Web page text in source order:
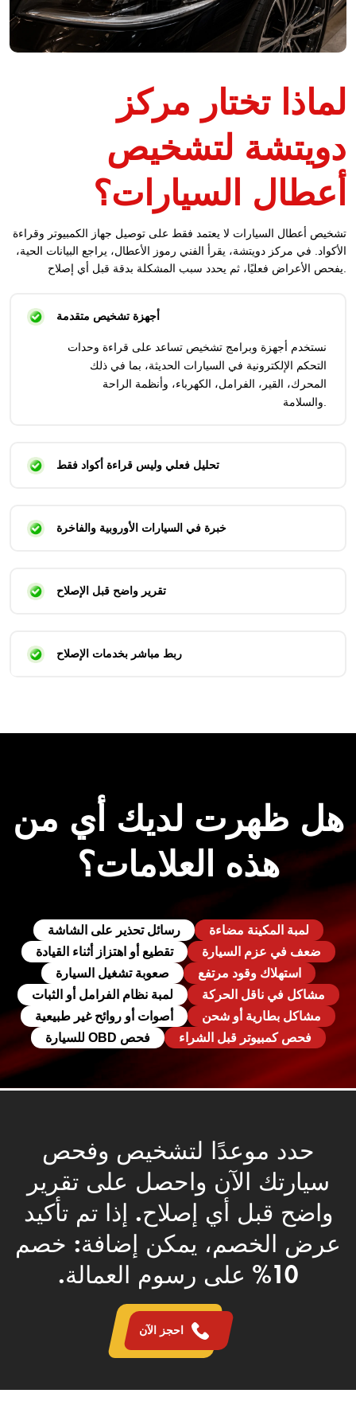
لماذا تختار مركز
دويتشة لتشخيص
أعطال السيارات؟
تشخيص أعطال السيارات لا يعتمد فقط على توصيل جهاز الكمبيوتر وقراءة
الأكواد. في مركز دويتشة، يقرأ الفني رموز الأعطال، يراجع البيانات الحية،
يفحص الأعراض فعليًا، ثم يحدد سبب المشكلة بدقة قبل أي إصلاح.
أجهزة تشخيص متقدمة
نستخدم أجهزة وبرامج تشخيص تساعد على قراءة وحدات
التحكم الإلكترونية في السيارات الحديثة، بما في ذلك
المحرك، القير، الفرامل، الكهرباء، وأنظمة الراحة
والسلامة.
تحليل فعلي وليس قراءة أكواد فقط
خبرة في السيارات الأوروبية والفاخرة
تقرير واضح قبل الإصلاح
ربط مباشر بخدمات الإصلاح
هل ظهرت لديك أي من
هذه العلامات؟
لمبة المكينة مضاءة
رسائل تحذير على الشاشة
ضعف في عزم السيارة
تقطيع أو اهتزاز أثناء القيادة
استهلاك وقود مرتفع
صعوبة تشغيل السيارة
مشاكل في ناقل الحركة
لمبة نظام الفرامل أو الثبات
مشاكل بطارية أو شحن
أصوات أو روائح غير طبيعية
فحص كمبيوتر قبل الشراء
فحص OBD للسيارة
حدد موعدًا لتشخيص وفحص
سيارتك الآن واحصل على تقرير
واضح قبل أي إصلاح. إذا تم تأكيد
عرض الخصم، يمكن إضافة: خصم
10% على رسوم العمالة.
احجز الآن